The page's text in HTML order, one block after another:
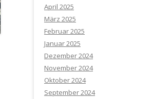
April 2025
März 2025
Februar 2025
Januar 2025
Dezember 2024
November 2024
Oktober 2024
September 2024